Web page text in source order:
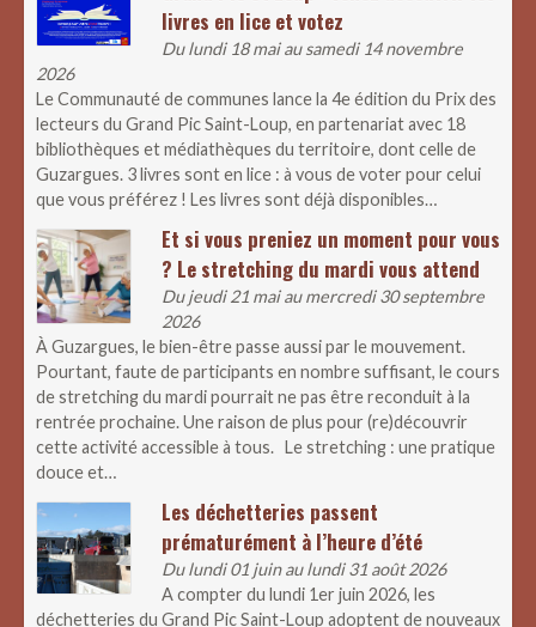
livres en lice et votez
Du lundi 18 mai au samedi 14 novembre
2026
Le Communauté de communes lance la 4e édition du Prix des
lecteurs du Grand Pic Saint-Loup, en partenariat avec 18
bibliothèques et médiathèques du territoire, dont celle de
Guzargues. 3 livres sont en lice : à vous de voter pour celui
que vous préférez ! Les livres sont déjà disponibles…
Et si vous preniez un moment pour vous
? Le stretching du mardi vous attend
Du jeudi 21 mai au mercredi 30 septembre
2026
À Guzargues, le bien-être passe aussi par le mouvement.
Pourtant, faute de participants en nombre suffisant, le cours
de stretching du mardi pourrait ne pas être reconduit à la
rentrée prochaine. Une raison de plus pour (re)découvrir
cette activité accessible à tous. Le stretching : une pratique
douce et…
Les déchetteries passent
prématurément à l’heure d’été
Du lundi 01 juin au lundi 31 août 2026
A compter du lundi 1er juin 2026, les
déchetteries du Grand Pic Saint-Loup adoptent de nouveaux